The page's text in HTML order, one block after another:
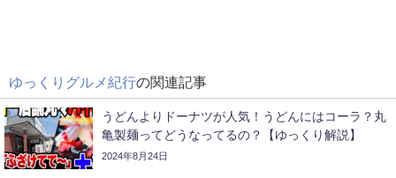
ゆっくりグルメ紀行の関連記事
うどんよりドーナツが人気！うどんにはコーラ？丸
亀製麺ってどうなってるの？【ゆっくり解説】
2024年8月24日